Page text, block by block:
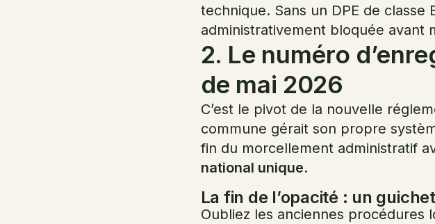
technique. Sans un DPE de classe
administrativement bloquée avant
2. Le numéro
de mai 2026
C’est le pivot de la nouvelle
commune gérait son propre
fin du morcellement administratif
national unique.
La fin de l’opacité : un
Oubliez les anciennes procédures